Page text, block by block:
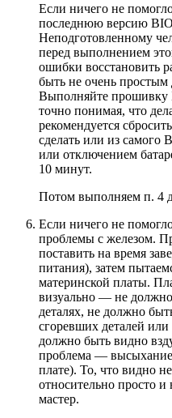
Если ничего не
последнюю версию
Неподготовленному
перед выполнением
ошибки восстановить
быть не очень
Выполняйте прошивку
точно понимая, что
рекомендуется
сделать или из самого
или отключением
10 минут.
Потом выполняем п. 4
Если ничего не
проблемы с железом.
поставить на время
питания), затем
материнской платы.
визуально — не
деталях, не должно
сгоревших деталей
должно быть видно
проблема — высыхание
плате). То, что видно
относительно просто
мастер.